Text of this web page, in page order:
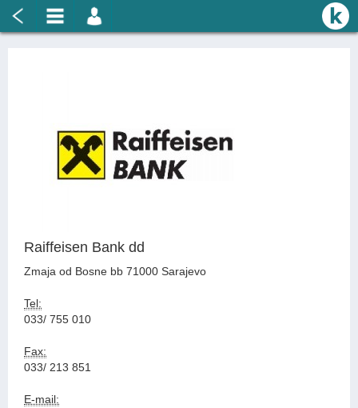
Raiffeisen Bank dd
Zmaja od Bosne bb 71000 Sarajevo
Tel:
033/ 755 010
Fax:
033/ 213 851
E-mail: